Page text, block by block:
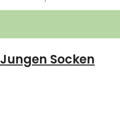
Socken